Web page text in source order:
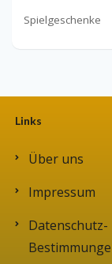
Spielgeschenke
Links
Über uns
Impressum
Datenschutz-